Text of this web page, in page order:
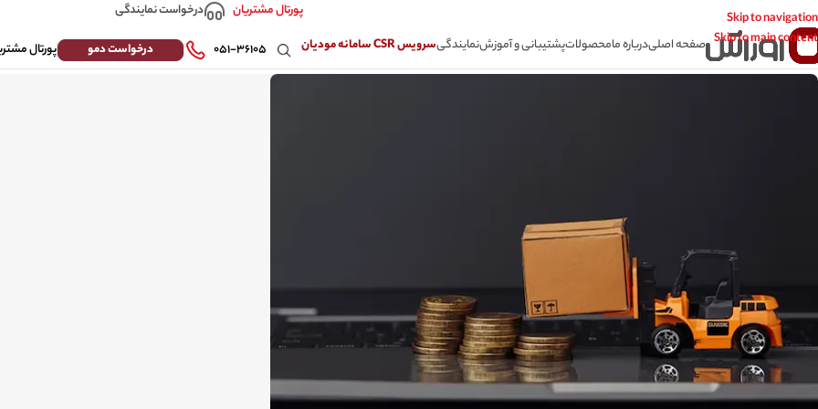
Skip to navigation
Skip to main content
پورتال مشتریان
درخواست نمایندگی
صفحه اصلیدرباره مامحصولاتپشتیبانی و آموزشنمایندگیسرویس CSR سامانه مودیان ۰۵۱-۳۶۱۰۵ درخواست دمو پورتال